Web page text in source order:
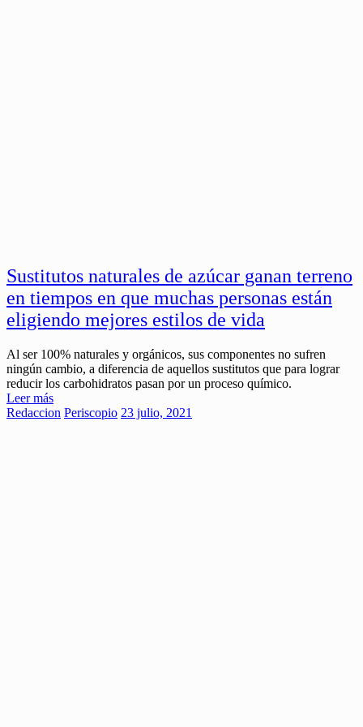
Sustitutos naturales de azúcar ganan terreno
en tiempos en que muchas personas están
eligiendo mejores estilos de vida
Al ser 100% naturales y orgánicos, sus componentes no sufren
ningún cambio, a diferencia de aquellos sustitutos que para lograr
reducir los carbohidratos pasan por un proceso químico.
Leer más
Redaccion Periscopio 23 julio, 2021